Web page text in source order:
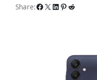
Share:Facebook X LinkedIn Pinterest Reddit